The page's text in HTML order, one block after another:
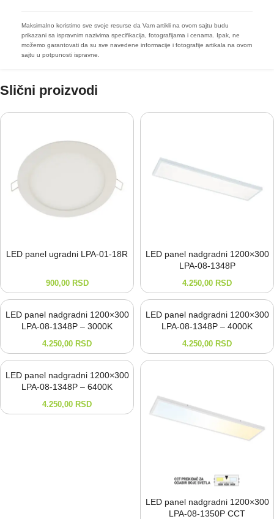
Maksimalno koristimo sve svoje resurse da Vam artikli na ovom sajtu budu
prikazani sa ispravnim nazivima specifikacija, fotografijama i cenama. Ipak, ne
možemo garantovati da su sve navedene informacije i fotografije artikala na ovom
sajtu u potpunosti ispravne.
Slični proizvodi
LED panel ugradni LPA-⁠01-⁠18R
900,00 RSD
LED panel nadgradni 1200×300
LPA-⁠08-⁠1348P
4.250,00 RSD
LED panel nadgradni 1200×300
LPA-08-1348P – 3000K
4.250,00 RSD
LED panel nadgradni 1200×300
LPA-08-1348P – 4000K
4.250,00 RSD
LED panel nadgradni 1200×300
LPA-08-1348P – 6400K
4.250,00 RSD
LED panel nadgradni 1200×300
LPA-⁠08-⁠1350P CCT